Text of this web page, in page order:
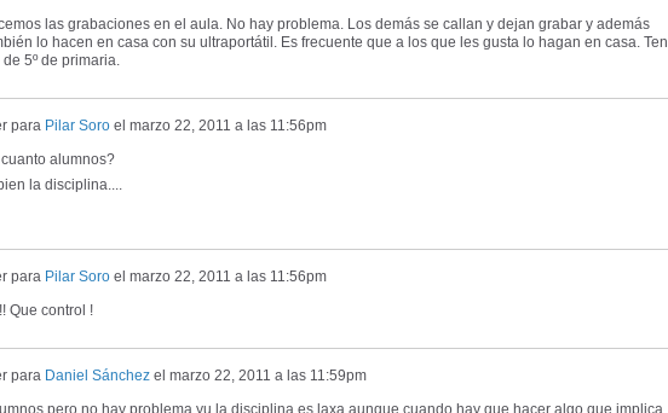
las grabaciones en el aula. No hay problema. Los demás se callan y dejan grabar y además
lo hacen en casa con su ultraportátil. Es frecuente que a los que les gusta lo hagan en casa. Ten
5º de primaria.
para Pilar Soro el marzo 22, 2011 a las 11:56pm
alumnos?
la disciplina....
para Pilar Soro el marzo 22, 2011 a las 11:56pm
Que control !
para Daniel Sánchez el marzo 22, 2011 a las 11:59pm
pero no hay problema yu la disciplina es laxa aunque cuando hay que hacer algo que implica